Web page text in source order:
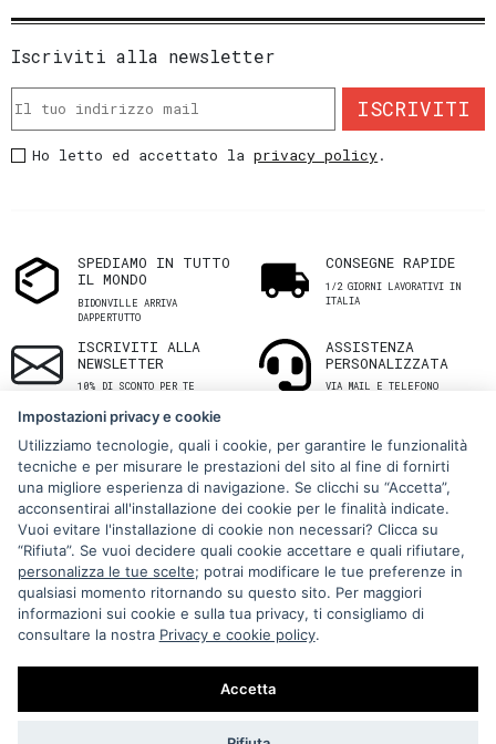
Iscriviti alla newsletter
ISCRIVITI
Ho letto ed accettato laprivacy policy.
SPEDIAMO IN TUTTO
IL MONDO
BIDONVILLE ARRIVA
DAPPERTUTTO
CONSEGNE RAPIDE
1/2 GIORNI LAVORATIVI IN
ITALIA
ISCRIVITI ALLA
NEWSLETTER
10% DI SCONTO PER TE
ASSISTENZA
PERSONALIZZATA
VIA MAIL E TELEFONO
Via Melo 224/a, Bari, Italy, 70121
+39 080 990 5699
P.IVA: 05921860721
Impostazioni Cookie
Impostazioni privacy e cookie
Utilizziamo tecnologie, quali i cookie, per garantire le funzionalità
tecniche e per misurare le prestazioni del sito al fine di fornirti
una migliore esperienza di navigazione. Se clicchi su “Accetta”,
acconsentirai all'installazione dei cookie per le finalità indicate.
Vuoi evitare l'installazione di cookie non necessari? Clicca su
“Rifiuta”. Se vuoi decidere quali cookie accettare e quali rifiutare,
personalizza le tue scelte; potrai modificare le tue preferenze in
qualsiasi momento ritornando su questo sito. Per maggiori
informazioni sui cookie e sulla tua privacy, ti consigliamo di
consultare la nostra Privacy e cookie policy.
Accetta